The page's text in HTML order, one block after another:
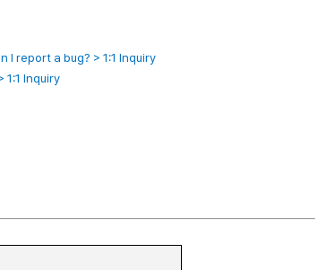
I report a bug? > 1:1 Inquiry
1:1 Inquiry